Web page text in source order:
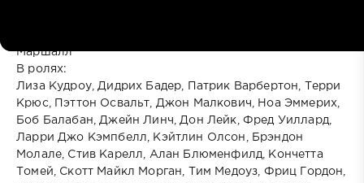
Маршалл
В ролях:
Лиза Кудроу, Дидрих Бадер, Патрик Варбертон, Терри
Крюс, Пэттон Освальт, Джон Малкович, Ноа Эммерих,
Боб Балабан, Джейн Линч, Дон Лейк, Фред Уиллард,
Ларри Джо Кэмпбелл, Кэйтлин Олсон, Брэндон
Молале, Стив Карелл, Алан Блюменфилд, Кончетта
Томей, Скотт Майкл Морган, Тим Медоуз, Фриц Гордон,